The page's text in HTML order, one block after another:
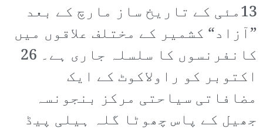
13مئی کے تاریخ ساز مارچ کے بعد
”آزاد“ کشمیر کے مختلف علاقوں میں
کانفرنسوں کا سلسلہ جاری ہے۔ 26
اکتوبر کو راولاکوٹ کے ایک
مضافاتی سیاحتی مرکز بنجونسہ
جھیل کے پاس چھوٹا گلہ ہیلی پیڈ